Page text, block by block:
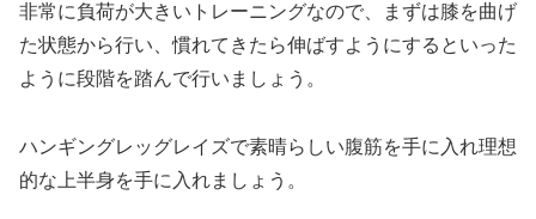
非常に負荷が大きいトレーニングなので、まずは膝を曲げ
た状態から行い、慣れてきたら伸ばすようにするといった
ように段階を踏んで行いましょう。
ハンギングレッグレイズで素晴らしい腹筋を手に入れ理想
的な上半身を手に入れましょう。